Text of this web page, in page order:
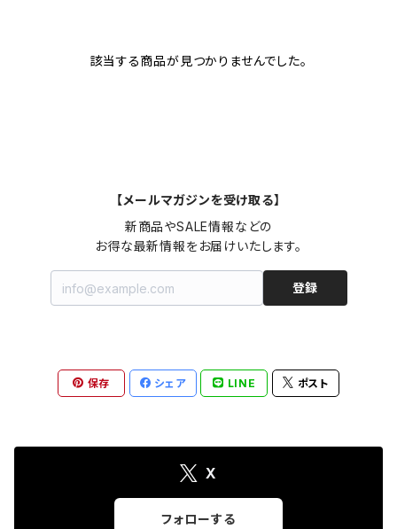
該当する商品が見つかりませんでした。
【メールマガジンを受け取る】
新商品やSALE情報などの
お得な最新情報をお届けいたします。
登録
保存 シェア LINE ポスト
X
フォローする